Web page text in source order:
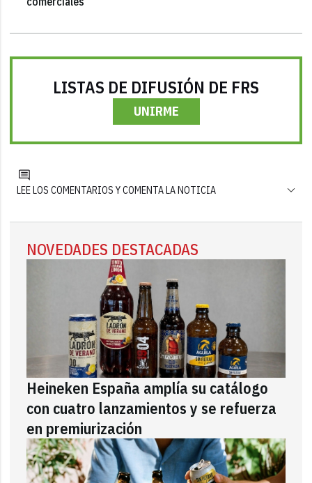
LISTAS DE DIFUSIÓN DE FRS
UNIRME
LEE LOS COMENTARIOS Y COMENTA LA NOTICIA
NOVEDADES DESTACADAS
Heineken España amplía su catálogo
con cuatro lanzamientos y se refuerza
en premiurización